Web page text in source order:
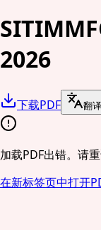
2026
下载PDF 翻译
加载PDF出错。请重
在新标签页中打开